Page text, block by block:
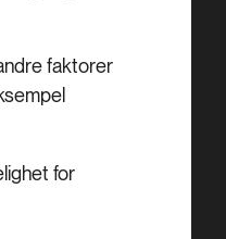
faktorer
for